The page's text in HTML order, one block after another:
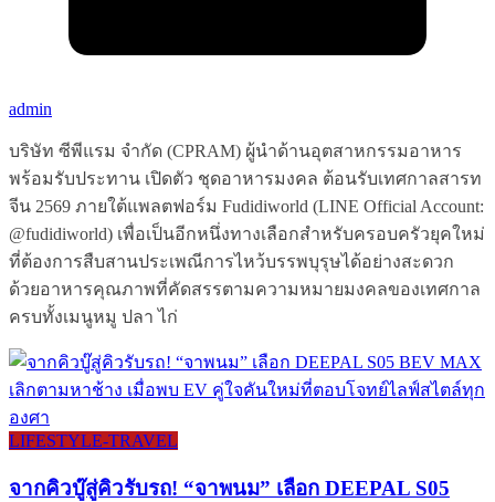
admin
บริษัท ซีพีแรม จำกัด (CPRAM) ผู้นำด้านอุตสาหกรรมอาหาร
พร้อมรับประทาน เปิดตัว ชุดอาหารมงคล ต้อนรับเทศกาลสารท
จีน 2569 ภายใต้แพลตฟอร์ม Fudidiworld (LINE Official Account:
@fudidiworld) เพื่อเป็นอีกหนึ่งทางเลือกสำหรับครอบครัวยุคใหม่
ที่ต้องการสืบสานประเพณีการไหว้บรรพบุรุษได้อย่างสะดวก
ด้วยอาหารคุณภาพที่คัดสรรตามความหมายมงคลของเทศกาล
ครบทั้งเมนูหมู ปลา ไก่
LIFESTYLE​-TRAVEL​
จากคิวบู๊สู่คิวรับรถ! “จาพนม” เลือก DEEPAL S05